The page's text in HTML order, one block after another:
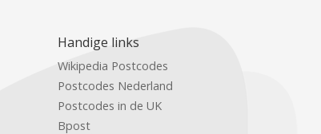
Handige links
Wikipedia Postcodes
Postcodes Nederland
Postcodes in de UK
Bpost